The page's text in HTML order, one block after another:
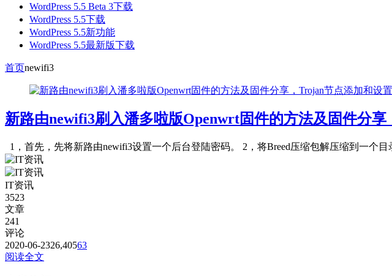
WordPress 5.5 Beta 3下载
WordPress 5.5下载
WordPress 5.5新功能
WordPress 5.5最新版下载
首页newifi3
新路由newifi3刷入潘多啦版Openwrt固件的方法及固件分
1，首先，先将新路由newifi3设置一个后台登陆密码。 2，将Breed压缩包解压缩到一个
IT资讯
3523
文章
241
评论
2020-06-2326,40563
阅读全文